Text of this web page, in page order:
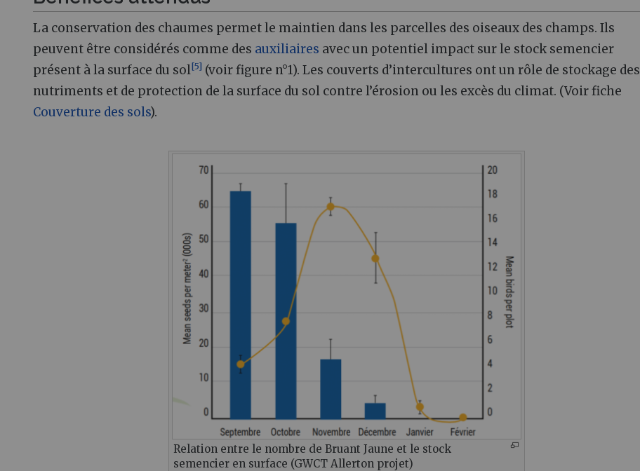
La conservation des chaumes permet le maintien dans les parcelles des oiseaux des champs. Ils
peuvent être considérés comme des auxiliaires avec un potentiel impact sur le stock semencier
présent à la surface du sol[5] (voir figure n°1). Les couverts d’intercultures ont un rôle de stockage des
nutriments et de protection de la surface du sol contre l’érosion ou les excès du climat. (Voir fiche
Couverture des sols).
Relation entre le nombre de Bruant Jaune et le stock
semencier en surface (GWCT Allerton projet)